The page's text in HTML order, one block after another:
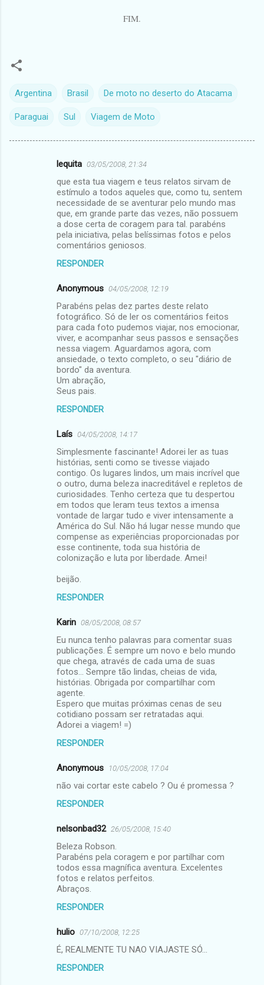
FIM.
Argentina Brasil De moto no deserto do Atacama
Paraguai Sul Viagem de Moto
lequita 03/05/2008, 21:34
que esta tua viagem e teus relatos sirvam de
estímulo a todos aqueles que, como tu, sentem
necessidade de se aventurar pelo mundo mas
que, em grande parte das vezes, não possuem
a dose certa de coragem para tal. parabéns
pela iniciativa, pelas belíssimas fotos e pelos
comentários geniosos.
RESPONDER
Anonymous 04/05/2008, 12:19
Parabéns pelas dez partes deste relato
fotográfico. Só de ler os comentários feitos
para cada foto pudemos viajar, nos emocionar,
viver, e acompanhar seus passos e sensações
nessa viagem. Aguardamos agora, com
ansiedade, o texto completo, o seu "diário de
bordo" da aventura.
Um abração,
Seus pais.
RESPONDER
Laís 04/05/2008, 14:17
Simplesmente fascinante! Adorei ler as tuas
histórias, senti como se tivesse viajado
contigo. Os lugares lindos, um mais incrível que
o outro, duma beleza inacreditável e repletos de
curiosidades. Tenho certeza que tu despertou
em todos que leram teus textos a imensa
vontade de largar tudo e viver intensamente a
América do Sul. Não há lugar nesse mundo que
compense as experiências proporcionadas por
esse continente, toda sua história de
colonização e luta por liberdade. Amei!
beijão.
RESPONDER
Karin 08/05/2008, 08:57
Eu nunca tenho palavras para comentar suas
publicações. É sempre um novo e belo mundo
que chega, através de cada uma de suas
fotos... Sempre tão lindas, cheias de vida,
histórias. Obrigada por compartilhar com
agente.
Espero que muitas próximas cenas de seu
cotidiano possam ser retratadas aqui.
Adorei a viagem! =)
RESPONDER
Anonymous 10/05/2008, 17:04
não vai cortar este cabelo ? Ou é promessa ?
RESPONDER
nelsonbad32 26/05/2008, 15:40
Beleza Robson.
Parabéns pela coragem e por partilhar com
todos essa magnífica aventura. Excelentes
fotos e relatos perfeitos.
Abraços.
RESPONDER
hulio 07/10/2008, 12:25
É, REALMENTE TU NAO VIAJASTE SÓ...
RESPONDER